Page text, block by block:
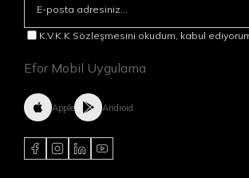
K.V.K.K Sözleşmesini okudum, kabul
Efor Mobil Uygulama
Apple Android